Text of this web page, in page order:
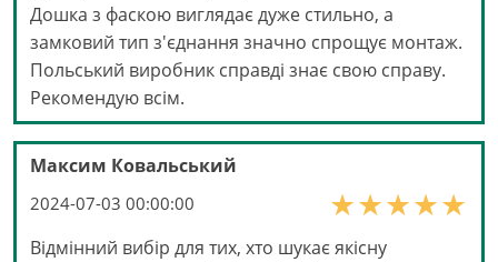
Дошка з фаскою виглядає дуже стильно, а
замковий тип з'єднання значно спрощує монтаж.
Польський виробник справді знає свою справу.
Рекомендую всім.
Максим Ковальський
2024-07-03 00:00:00
Відмінний вибір для тих, хто шукає якісну